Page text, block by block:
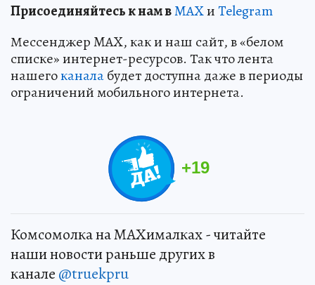
Присоединяйтесь к нам вMAXиTelegram
Мессенджер MAX, как и наш сайт, в «белом
списке» интернет-ресурсов. Так что лента
нашегоканалабудет доступна даже в периоды
ограничений мобильного интернета.
+19
Комсомолка на MAXималках - читайте
наши новости раньше других в
канале @truekpru